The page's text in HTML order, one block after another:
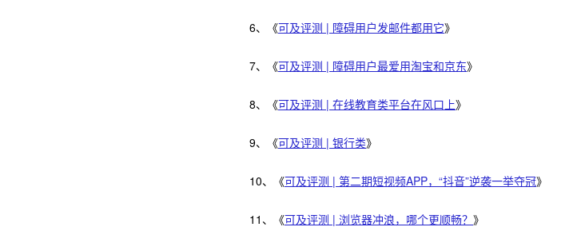
6、《可及评测 | 障碍用户发邮件都用它》
7、《可及评测 | 障碍用户最爱用淘宝和京东》
8、《可及评测 | 在线教育类平台在风口上》
9、《可及评测 | 银行类》
10、《可及评测 | 第二期短视频APP，“抖音”逆袭一举夺冠》
11、《可及评测 | 浏览器冲浪，哪个更顺畅？ 》